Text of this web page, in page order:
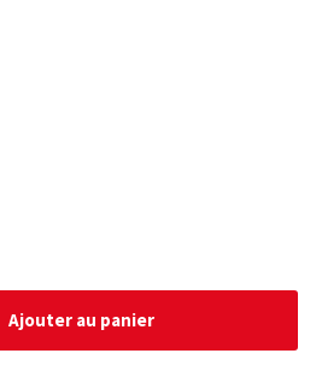
Ajouter au panier